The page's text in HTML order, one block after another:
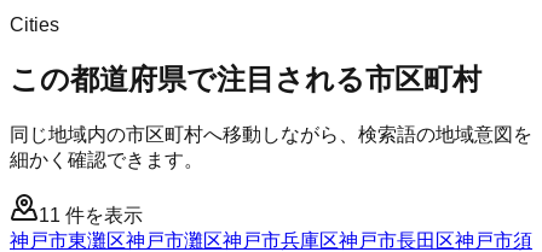
Cities
この都道府県で注目される市区町村
同じ地域内の市区町村へ移動しながら、検索語の地域意図を
細かく確認できます。
11 件を表示
神戸市東灘区神戸市灘区神戸市兵庫区神戸市長田区神戸市須